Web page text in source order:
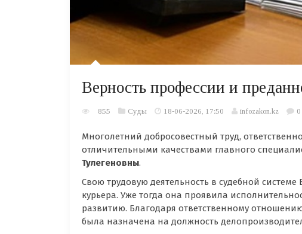
Верность профессии и
855 Суды 18-06-2026, 17:50 infozakon.kz 0
Многолетний добросовестный труд,
отличительными качествами главного
Тулегеновны.
Свою трудовую деятельность в судебной
курьера. Уже тогда она проявила
развитию. Благодаря ответственному
была назначена на должность